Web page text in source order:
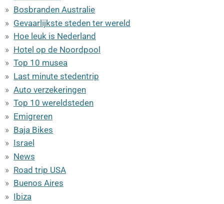
Bosbranden Australie
Gevaarlijkste steden ter wereld
Hoe leuk is Nederland
Hotel op de Noordpool
Top 10 musea
Last minute stedentrip
Auto verzekeringen
Top 10 wereldsteden
Emigreren
Baja Bikes
Israel
News
Road trip USA
Buenos Aires
Ibiza